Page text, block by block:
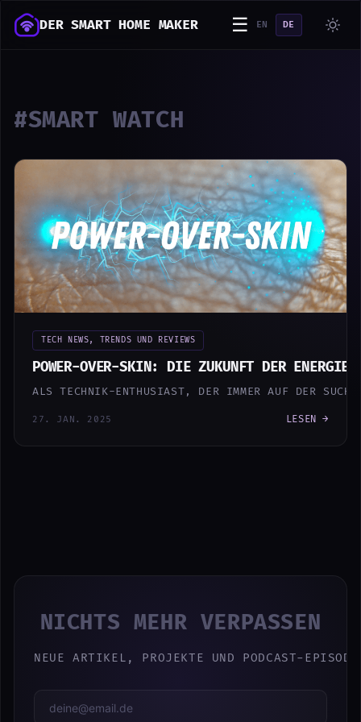
DER SMART HOME MAKER ☰ EN DE
#SMART WATCH
TECH NEWS, TRENDS UND REVIEWS
POWER-OVER-SKIN: DIE ZUKUNFT DER
ALS TECHNIK-ENTHUSIAST, DER IMMER AUF DER
27. JAN. 2025 LESEN →
NICHTS MEHR VERPASSEN
NEUE ARTIKEL, PROJEKTE UND PODCAST-